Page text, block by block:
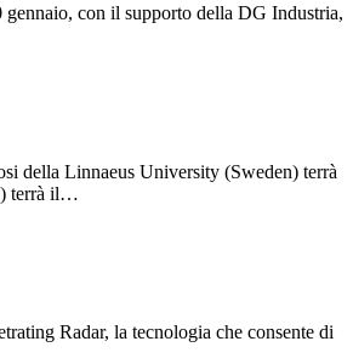
con il supporto della DG Industria,
della Linnaeus University (Sweden) terrà
terrà il…
Radar, la tecnologia che consente di